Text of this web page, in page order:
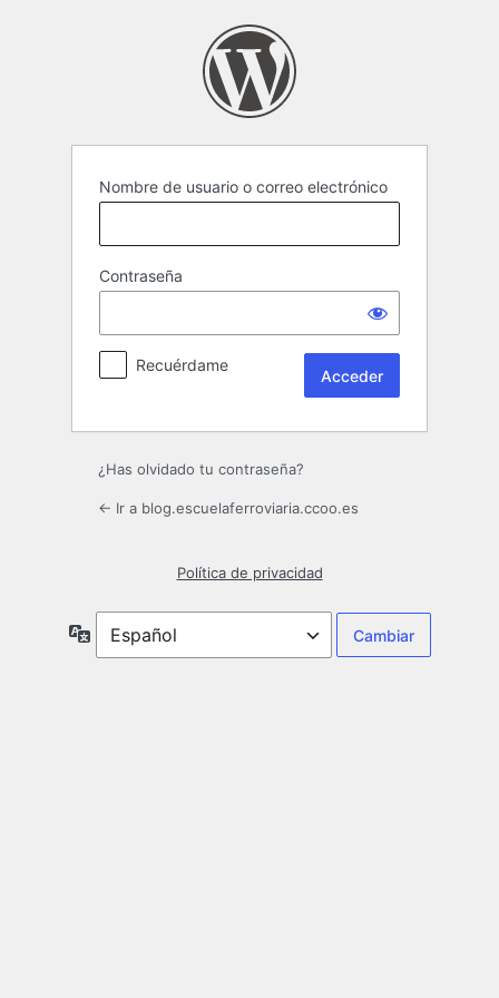
Nombre de usuario o correo electrónico
Contraseña
Recuérdame
¿Has olvidado tu contraseña?
← Ir a blog.escuelaferroviaria.ccoo.es
Política de privacidad
Idioma